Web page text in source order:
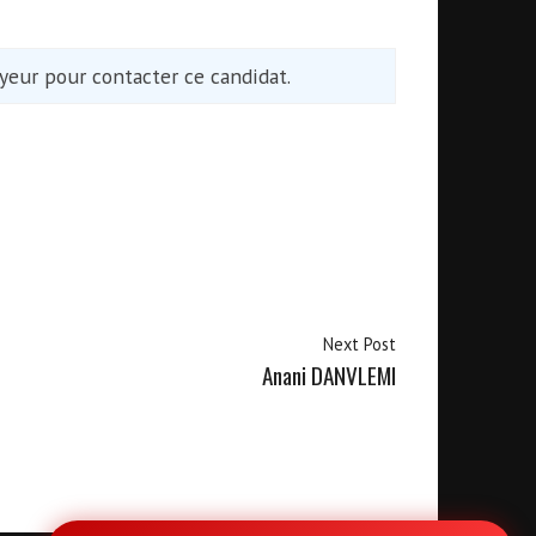
pour contacter ce candidat.
Next Post
Anani DANVLEMI